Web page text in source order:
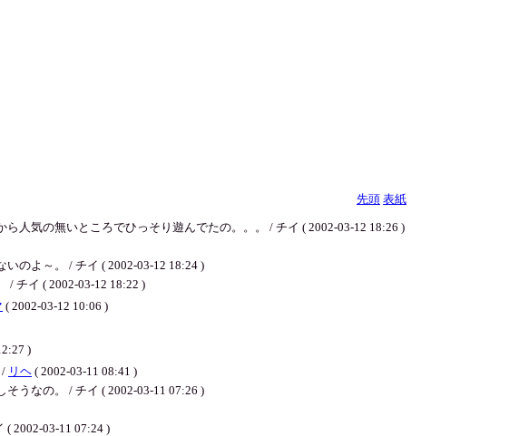
先頭 表紙
人気の無いところでひっそり遊んでたの。。。 / チイ ( 2002-03-12 18:26 )
のよ～。 / チイ ( 2002-03-12 18:24 )
チイ ( 2002-03-12 18:22 )
( 2002-03-12 10:06 )
)
/ リヘ ( 2002-03-11 08:41 )
うなの。 / チイ ( 2002-03-11 07:26 )
2002-03-11 07:24 )